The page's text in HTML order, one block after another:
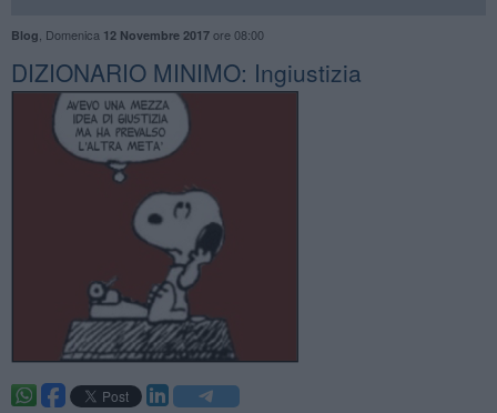
Blog Domenica 12 Novembre 2017ore 08:00
DIZIONARIO MINIMO: ​Ingiustizia